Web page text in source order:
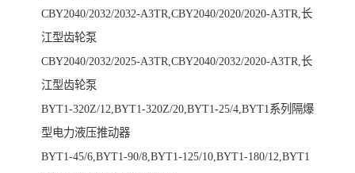
CBY2040/2032/2032-A3TR,CBY2040/2020/2020-A3TR,长
江型齿轮泵
CBY2040/2032/2025-A3TR,CBY2040/2032/2020-A3TR,长
江型齿轮泵
BYT1-320Z/12,BYT1-320Z/20,BYT1-25/4,BYT1系列隔爆
型电力液压推动器
BYT1-45/6,BYT1-90/8,BYT1-125/10,BYT1-180/12,BYT1